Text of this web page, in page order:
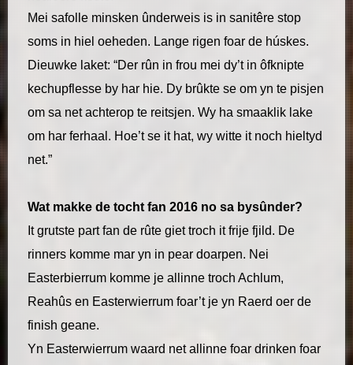
Mei safolle minsken ûnderweis is in sanitêre stop
soms in hiel oeheden. Lange rigen foar de húskes.
Dieuwke laket: “Der rûn in frou mei dy’t in ôfknipte
kechupflesse by har hie. Dy brûkte se om yn te pisjen
om sa net achterop te reitsjen. Wy ha smaaklik lake
om har ferhaal. Hoe’t se it hat, wy witte it noch hieltyd
net.”
Wat makke de tocht fan 2016 no sa bysûnder?
It grutste part fan de rûte giet troch it frije fjild. De
rinners komme mar yn in pear doarpen. Nei
Easterbierrum komme je allinne troch Achlum,
Reahûs en Easterwierrum foar’t je yn Raerd oer de
finish geane.
Yn Easterwierrum waard net allinne foar drinken foar